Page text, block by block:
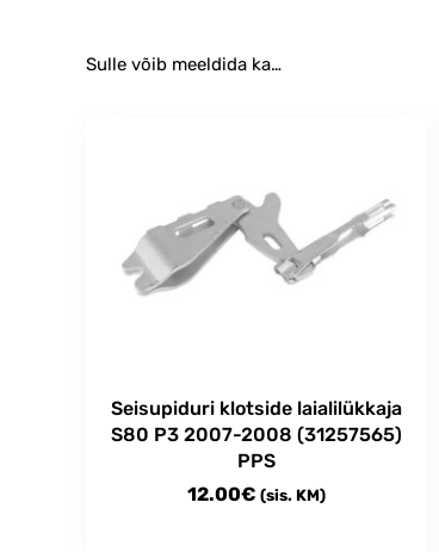
Sulle võib meeldida ka…
Seisupiduri klotside laialilükkaja
S80 P3 2007-2008 (31257565)
PPS
12.00€ (sis. KM)